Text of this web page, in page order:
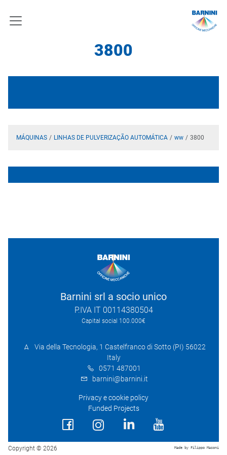
3800
MÁQUINAS LINHAS DE PULVERIZAÇÃO AUTOMÁTICA ww 3800
Barnini srl a socio unico
P.IVA IT 00114380504
Capital social 100.000€
Via della Tecnologia, 1 Castelfranco di Sotto (PI) 56022
Italy
0571 487001
barnini@barnini.it
Privacy e cookie policy
Funded Projects
Copyright © 2026 Made by Filippo Masoni